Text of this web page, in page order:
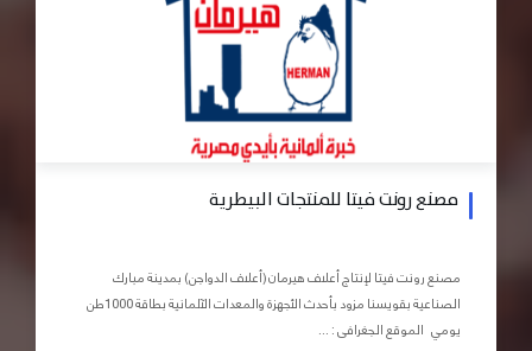
مصنع رونت فيتا للمنتجات البيطرية
مصنع رونت فيتا لإنتاج أعلاف هيرمان (أعلاف الدواجن) بمدينة مبارك
الصناعية بقويسنا مزود بأحدث الأجهزة والمعدات الآلمانية بطاقة 1000طن
يومي الموقع الجغرافى : ...